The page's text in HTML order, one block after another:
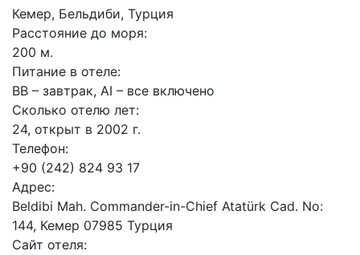
Кемер, Бельдиби, Турция
Расстояние до моря:
200 м.
Питание в отеле:
BB – завтрак, AI – все включено
Сколько отелю лет:
24, открыт в 2002 г.
Телефон:
+90 (242) 824 93 17
Адрес:
Beldibi Mah. Commander-in-Chief Atatürk Cad. No:
144, Кемер 07985 Турция
Сайт отеля: